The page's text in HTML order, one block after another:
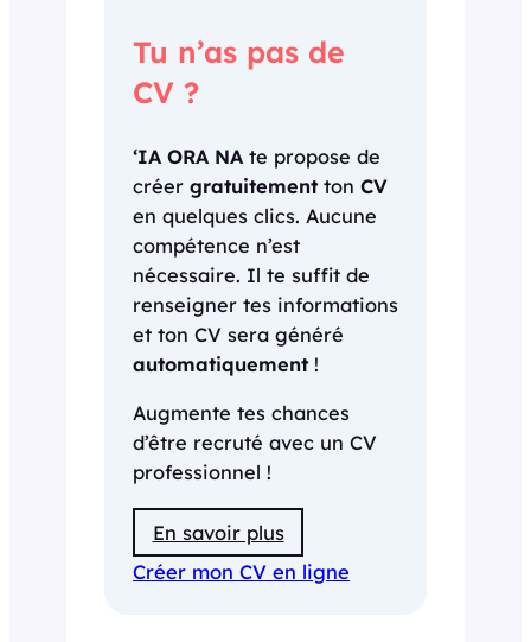
Tu n’as pas de
CV ?
‘IA ORA NA te propose de
créer gratuitementton CV
en quelques clics. Aucune
compétence n’est
nécessaire. Il te suffit de
renseigner tes informations
et ton CV sera généré
automatiquement!
Augmente tes chances
d’être recruté avec un CV
professionnel !
En savoir plus
Créer mon CV en ligne